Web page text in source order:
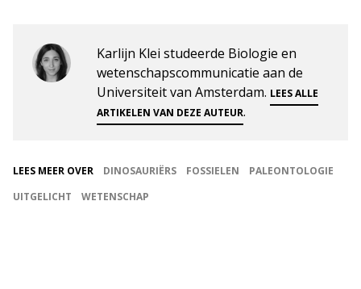
Karlijn Klei studeerde Biologie en
wetenschapscommunicatie aan de
Universiteit van Amsterdam. LEES ALLE
ARTIKELEN VAN DEZE AUTEUR.
LEES MEER OVER DINOSAURIËRS FOSSIELEN
PALEONTOLOGIE
UITGELICHT
WETENSCHAP